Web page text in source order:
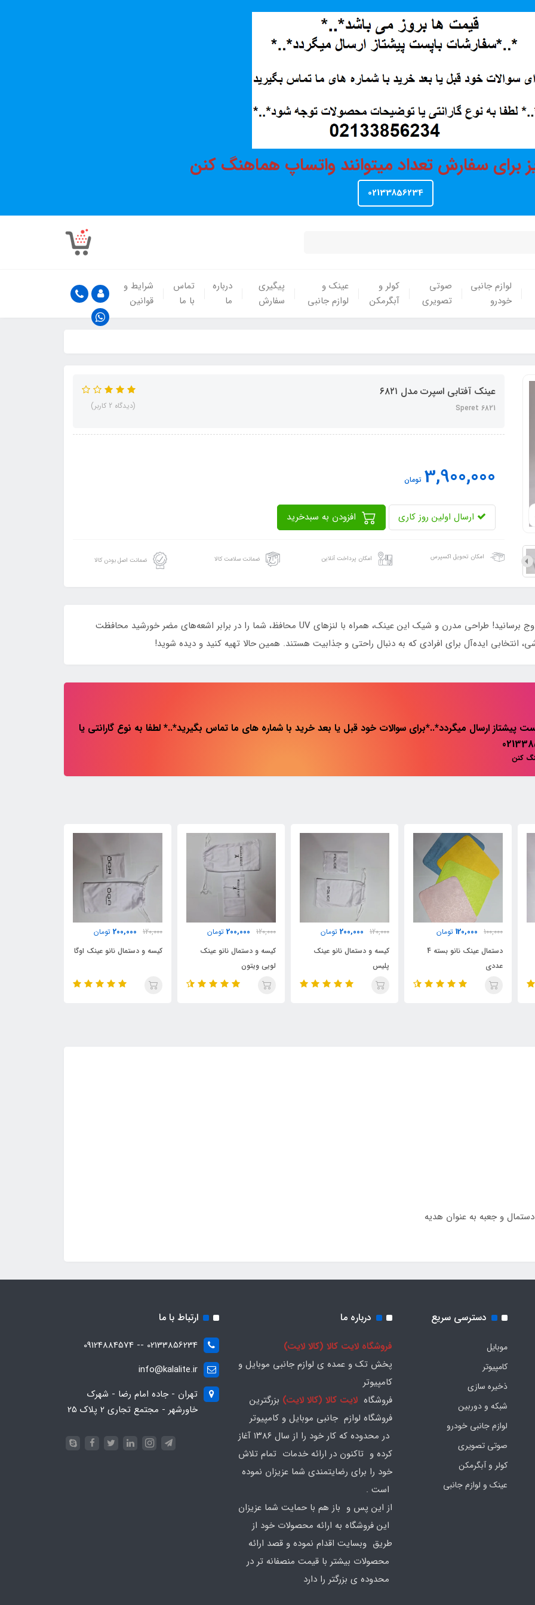
برای سفارش تعداد میتوانند واتساپ هماهنگ کنن
02133856234
لوازم جانبی
خودرو
صوتی
تصویری
کولر و
آبگرمکن
عینک و
لوازم جانبی
پیگیری
سفارش
درباره
ما
تماس
با ما
شرایط و
قوانین
عینک آفتابی اسپرت مدل ۶۸۲۱
Speret 6821 (دیدگاه 2 کاربر)
3,900,000 تومان
ارسال اولین روز کاری
امکان تحویل اکسپرس امکان پرداخت آنلاین ضمانت سلامت کالا ضمانت اصل بودن کالا
با عینک آفتابی اسپرت مدل ۶۸۲۱، استایل خود را به اوج برسانید! طراحی مدرن و شیک این عینک، همراه با لنزهای UV محافظ، شما را در برابر اشعه‌های مضر خورشید محافظت
انتخابی ایده‌آل برای افرادی که به دنبال راحتی و جذابیت هستند. همین حالا تهیه کنید و دیده شوید!
ارسال میگردد*..*برای سوالات خود قبل یا بعد خرید با شماره های ما تماس بگیرید*..* لطفا به نوع گارانتی یا
کنن
120,000
200,000 تومان
کیسه و دستمال نانو عینک
پلیس
120,000
200,000 تومان
کیسه و دستمال نانو عینک
لویی ویتون
120,000
200,000 تومان
کیسه و دستمال نانو عینک اوگا
340,000
تومان
جعبه عینک
و جعبه به عنوان هدیه
دسترسی سریع
موبایل
کامپیوتر
ذخیره سازی
شبکه و دوربین
لوازم جانبی خودرو
صوتی تصویری
کولر و آبگرمکن
عینک و لوازم جانبی
درباره ما
فروشگاه لایت کالا (کالا لایت)
پخش تک و عمده ی لوازم جانبی موبایل و
کامپیوتر
فروشگاه لایت کالا (کالا لایت) بزرگترین
فروشگاه لوازم جانبی موبایل و کامپیوتر
در محدوده که کار خود را از سال ۱۳۸۶ آغاز
کرده و تاکنون در ارائه خدمات تمام تلاش
خود را برای رضایتمندی شما عزیزان نموده
است .
از این پس و باز هم با حمایت شما عزیزان
این فروشگاه به ارائه محصولات خود از
طریق وبسایت اقدام نموده و قصد ارائه
محصولات بیشتر با قیمت منصفانه تر در
محدوده ی بزرگتر را دارد
ارتباط با ما
02133856234 -- 09124884574
info@kalalite.ir
تهران - جاده امام رضا - شهرک
خاورشهر - مجتمع تجاری 2 پلاک 25